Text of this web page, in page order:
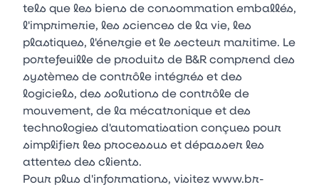
tels que les biens de consommation emballés,
l'imprimerie, les sciences de la vie, les
plastiques, l'énergie et le secteur maritime. Le
portefeuille de produits de B&R comprend des
systèmes de contrôle intégrés et des
logiciels, des solutions de contrôle de
mouvement, de la mécatronique et des
technologies d'automatisation conçues pour
simplifier les processus et dépasser les
attentes des clients.
Pour plus d'informations, visitez www.br-